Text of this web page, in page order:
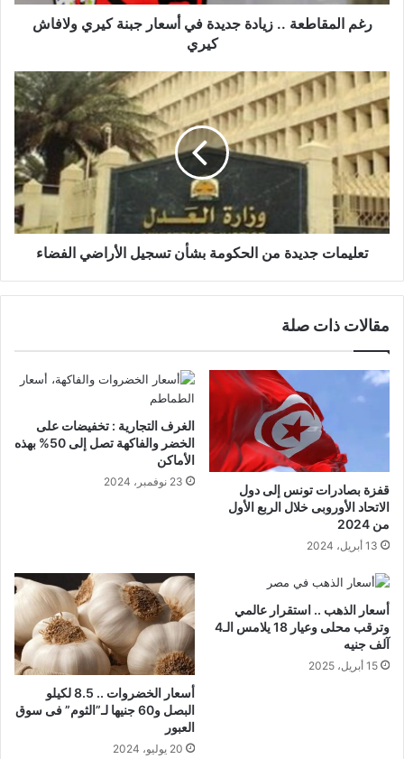
رغم المقاطعة .. زيادة جديدة في أسعار جبنة كيري ولافاش
كيري
تعليمات جديدة من الحكومة بشأن تسجيل الأراضي الفضاء
مقالات ذات صلة
قفزة بصادرات تونس إلى دول
الاتحاد الأوروبى خلال الربع الأول
من 2024
13 أبريل، 2024
الغرف التجارية : تخفيضات على
الخضر والفاكهة تصل إلى 50% بهذه
الأماكن
23 نوفمبر، 2024
أسعار الذهب .. استقرار عالمي
وترقب محلى وعيار 18 يلامس الـ4
آلف جنيه
15 أبريل، 2025
أسعار الخضروات .. 8.5 لكيلو
البصل و60 جنيها لـ”الثوم” فى سوق
العبور
20 يوليو، 2024